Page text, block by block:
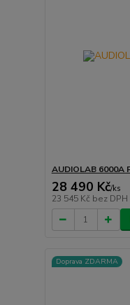
AUDIOLAB 6000A
28 490 Kč/ks
23 545 Kč bez DPH
Doprava ZDARMA